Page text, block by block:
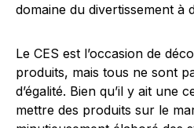
domaine du divertissement à
Le CES est l’occasion de
produits, mais tous ne sont
d’égalité. Bien qu’il y ait une
mettre des produits sur le